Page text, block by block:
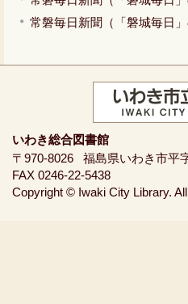
常磐毎日新聞（「磐城毎日
いわき総合図書館
〒970-8026
福島県いわき市平
FAX 0246-22-5438
Copyright © Iwaki City Library.